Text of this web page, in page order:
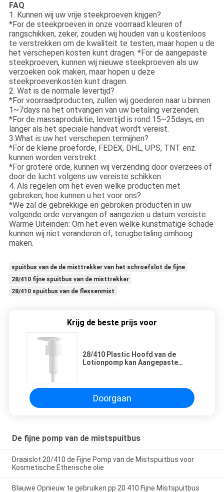
FAQ
1. Kunnen wij uw vrije steekproeven krijgen?
*For de steekproeven in onze voorraad kleuren of
rangschikken, zeker, zouden wij houden van u kostenloos
te verstrekken om de kwaliteit te testen, maar hopen u de
het verschepen kosten kunt dragen. *For de aangepaste
steekproeven, kunnen wij nieuwe steekproeven als uw
verzoeken ook maken, maar hopen u deze
steekproevenkosten kunt dragen.
2. Wat is de normale levertijd?
*For voorraadproducten, zullen wij goederen naar u binnen
1~7days na het ontvangen van uw betaling verzenden.
*For de massaproduktie, levertijd is rond 15~25days, en
langer als het speciale handvat wordt vereist.
3.What is uw het verschepen termijnen?
*For de kleine proeforde, FEDEX, DHL, UPS, TNT enz.
kunnen worden verstrekt.
*For grotere orde, kunnen wij verzending door overzees of
door de lucht volgens uw vereiste schikken.
4. Als regelen om het even welke producten met
gebreken, hoe kunnen u het voor ons?
*We zal de gebrekkige en gebroken producten in uw
volgende orde vervangen of aangezien u datum vereiste.
Warme Uiteinden: Om het even welke kunstmatige schade
kunnen wij niet veranderen of, terugbetaling omhoog
maken.
spuitbus van de de misttrekker van het schroefslot de fijne
28/410 fijne spuitbus van de misttrekker
28/410 spuitbus van de flessenmist
Krijg de beste prijs voor
28/410 Plastic Hoofd van de
Lotionpomp kan Aangepaste
Doorgaan
De fijne pomp van de mistspuitbus
Draaislot 20/410 de Fijne Pomp van de Mistspuitbus voor
Kosmetische Etherische olie
Blauwe Opnieuw te gebruiken pp 20 410 Fijne Mistspuitbus